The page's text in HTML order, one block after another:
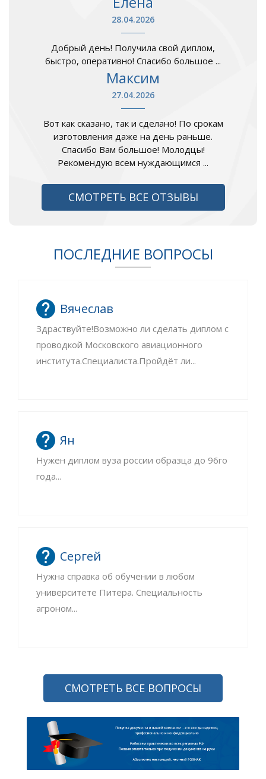
28.04.2026
Добрый день! Получила свой диплом,
быстро, оперативно! Спасибо большое ...
Максим
27.04.2026
Вот как сказано, так и сделано! По срокам
изготовления даже на день раньше.
Спасибо Вам большое! Молодцы!
Рекомендую всем нуждающимся ...
СМОТРЕТЬ ВСЕ ОТЗЫВЫ
ПОСЛЕДНИЕ ВОПРОСЫ
Вячеслав
Здраствуйте!Возможно ли сделать диплом с
проводкой Московского авиационного
института.Специалиста.Пройдёт ли...
Ян
Нужен диплом вуза россии образца до 96го
года...
Сергей
Нужна справка об обучении в любом
университете Питера. Специальность
агроном...
СМОТРЕТЬ ВСЕ ВОПРОСЫ